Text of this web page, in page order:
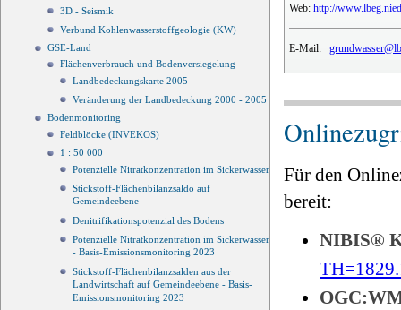
3D - Seismik
Verbund Kohlenwasserstoffgeologie (KW)
GSE-Land
Flächenverbrauch und Bodenversiegelung
Landbedeckungskarte 2005
Veränderung der Landbedeckung 2000 - 2005
Bodenmonitoring
Feldblöcke (INVEKOS)
1 : 50 000
Potenzielle Nitratkonzentration im Sickerwasser
Stickstoff-Flächenbilanzsaldo auf
Gemeindeebene
Denitrifikationspotenzial des Bodens
Potenzielle Nitratkonzentration im Sickerwasser
- Basis-Emissionsmonitoring 2023
Stickstoff-Flächenbilanzsalden aus der
Landwirtschaft auf Gemeindeebene - Basis-
Emissionsmonitoring 2023
Web: http://
E-Mail:
Für den
bereit:
NIBIS®